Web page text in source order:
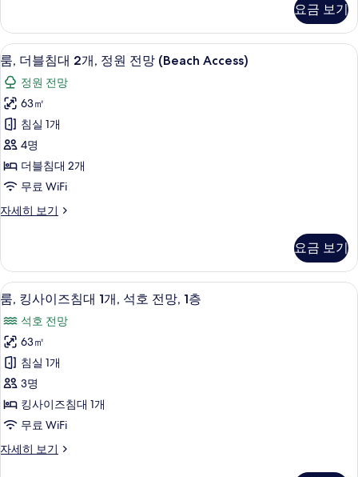
이
용,
정
원
전
망
사
진
모
두
대
개,
수
영
장
이
용,
정
원
전
망
세
기
요금 보기
룸,
더
블
침
대
2
개,
정
원
망
(Beach
Access)
사
진
모
두
보
기
10
룸, 더블침대 2개, 정원 전망 (Beach Access)
정원 전망
63㎡
침실 1개
4명
더블침대 2개
무료 WiFi
자세히 보기
룸,
대
개,
정
원
전
망
(Beach
Access)
자
세
히
기
요금 보기
룸,
킹
사
이
즈
침
대
개,
룸, 킹사이즈침대 1개, 석호 전망, 1층 |
8
룸, 킹사이즈침대 1개, 석호 전망, 1층
석호 전망
63㎡
침실 1개
3명
킹사이즈침대 1개
무료 WiFi
자세히 보기
룸,